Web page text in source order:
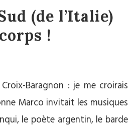
(de l’Italie)
!
Baragnon : je me croirais
Marco invitait les musiques
le poète argentin, le barde